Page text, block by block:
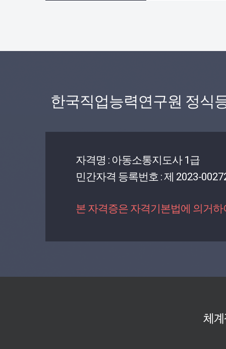
한국직업능력연구원 정식
자격명 : 아동소통지도사 1급
민간자격 등록번호 : 제 2023-
본 자격증은 자격기본법에 의거